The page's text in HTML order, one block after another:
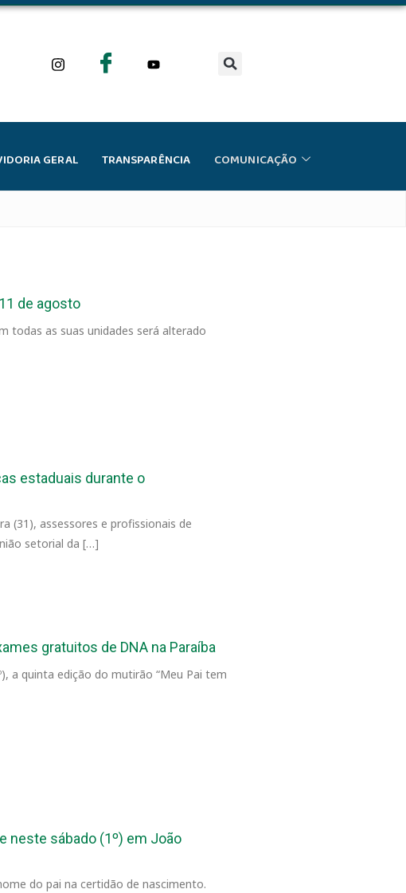
GERAL TRANSPARÊNCIA COMUNICAÇÃO
de agosto
todas as suas unidades será alterado
estaduais durante o
(31), assessores e profissionais de
setorial da […]
gratuitos de DNA na Paraíba
a quinta edição do mutirão “Meu Pai tem
neste sábado (1º) em João
do pai na certidão de nascimento.